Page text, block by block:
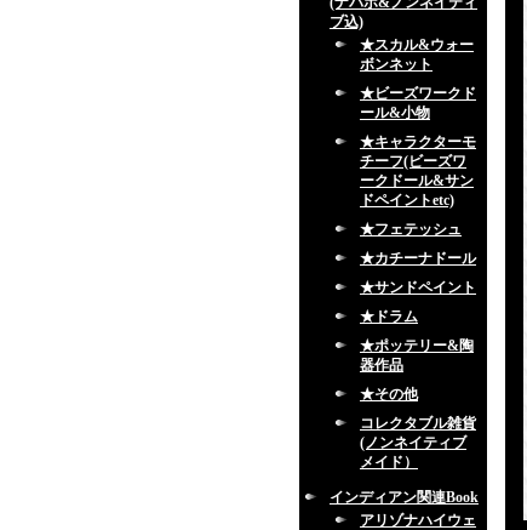
ブ込)
★スカル&ウォー
ボンネット
★ビーズワークド
ール&小物
★キャラクターモ
チーフ(ビーズワ
ークドール&サン
ドペイントetc)
★フェテッシュ
★カチーナドール
★サンドペイント
★ドラム
★ポッテリー&陶
器作品
★その他
コレクタブル雑貨
(ノンネイティブ
メイド）
インディアン関連Book
アリゾナハイウェ